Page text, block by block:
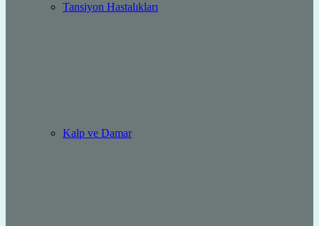
Tansiyon Hastalıkları
Kalp ve Damar